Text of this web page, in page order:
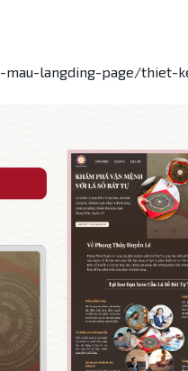
mau-langding-page/thiet-